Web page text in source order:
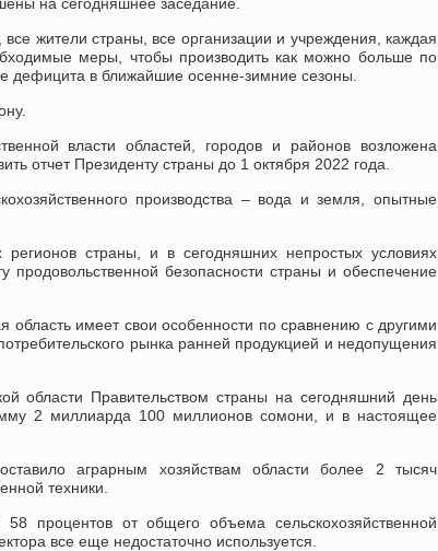
жители страны, все организации и учреждения, каждая
меры, чтобы производить как можно больше по
дефицита в ближайшие осенне-зимние сезоны.
власти областей, городов и районов возложена
отчет Президенту страны до 1 октября 2022 года.
производства – вода и земля, опытные
страны, и в сегодняшних непростых условиях
продовольственной безопасности страны и обеспечение
область имеет свои особенности по сравнению с другими
рынка ранней продукцией и недопущения
области Правительством страны на сегодняшний день
2 миллиарда 100 миллионов сомони, и в настоящее
аграрным хозяйствам области более 2 тысяч
техники.
58 процентов от общего объема сельскохозяйственной
все еще недостаточно используется.